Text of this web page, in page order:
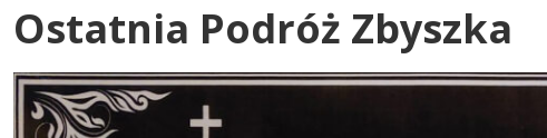
Ostatnia Podróż Zbyszka